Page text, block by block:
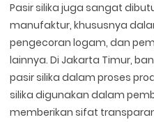
Pasir silika juga sangat
manufaktur, khususnya
pengecoran logam, dan
lainnya. Di Jakarta Timur,
pasir silika dalam proses
silika digunakan dalam
memberikan sifat